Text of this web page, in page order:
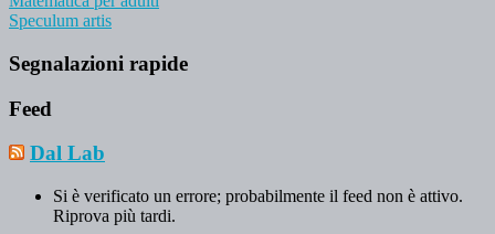
Speculum artis
Segnalazioni rapide
Feed
Dal Lab
Si è verificato un errore; probabilmente il feed non è attivo.
Riprova più tardi.